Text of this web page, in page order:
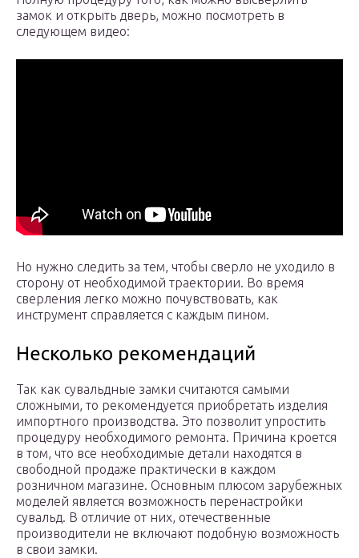
замок и открыть дверь, можно посмотреть в
следующем видео:
Но нужно следить за тем, чтобы сверло не уходило в
сторону от необходимой траектории. Во время
сверления легко можно почувствовать, как
инструмент справляется с каждым пином.
Несколько рекомендаций
Так как сувальдные замки считаются самыми
сложными, то рекомендуется приобретать изделия
импортного производства. Это позволит упростить
процедуру необходимого ремонта. Причина кроется
в том, что все необходимые детали находятся в
свободной продаже практически в каждом
розничном магазине. Основным плюсом зарубежных
моделей является возможность перенастройки
сувальд. В отличие от них, отечественные
производители не включают подобную возможность
в свои замки.